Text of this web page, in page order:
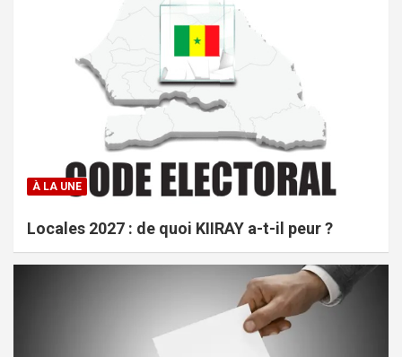
À LA UNE
Locales 2027 : de quoi KIIRAY a-t-il peur ?